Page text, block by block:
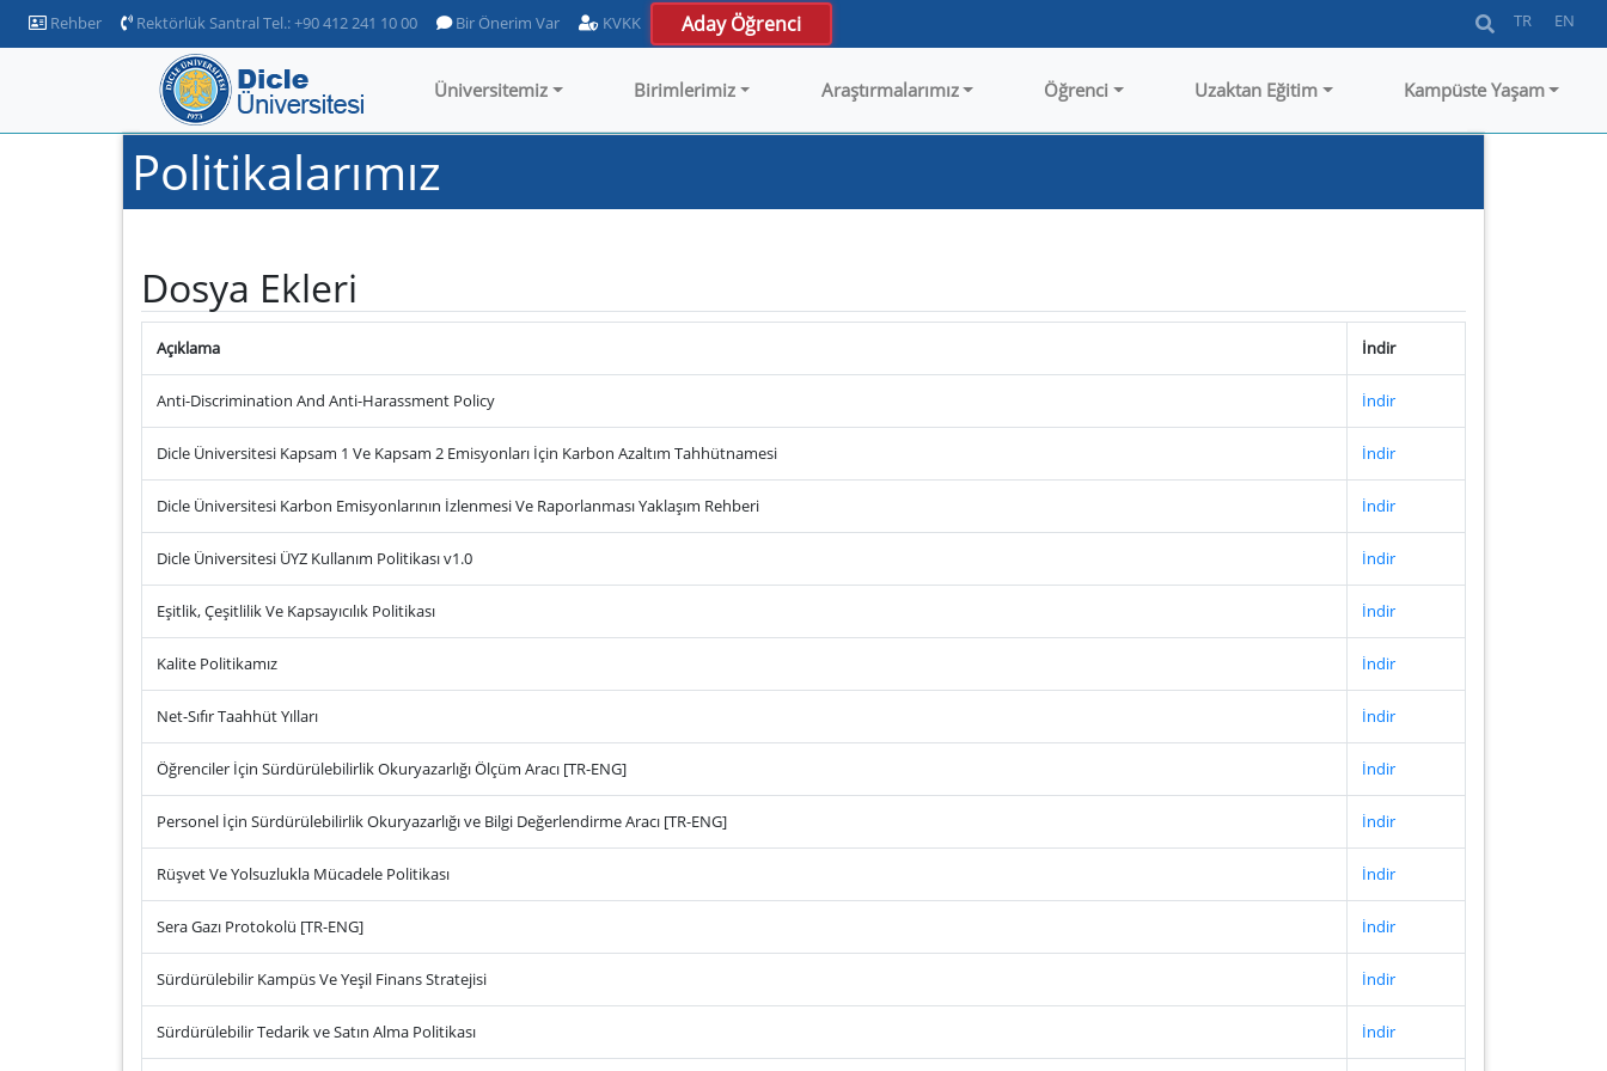
Rehber Rektörlük Santral Tel.: +90 412 241 10 00 Bir Önerim Var KVKK Aday Öğrenci TR EN
Üniversitemiz Birimlerimiz Araştırmalarımız Öğrenci Uzaktan Eğitim Kampüste Yaşam
Politikalarımız
Dosya Ekleri
Açıklama İndir
Anti-Discrimination And Anti-Harassment Policy İndir
Dicle Üniversitesi Kapsam 1 Ve Kapsam 2 Emisyonları İçin Karbon Azaltım Tahhütnamesi İndir
Dicle Üniversitesi Karbon Emisyonlarının İzlenmesi Ve Raporlanması Yaklaşım Rehberi İndir
Dicle Üniversitesi ÜYZ Kullanım Politikası v1.0 İndir
Eşitlik, Çeşitlilik Ve Kapsayıcılık Politikası İndir
Kalite Politikamız İndir
Net-Sıfır Taahhüt Yılları İndir
Öğrenciler İçin Sürdürülebilirlik Okuryazarlığı Ölçüm Aracı [TR-ENG] İndir
Personel İçin Sürdürülebilirlik Okuryazarlığı ve Bilgi Değerlendirme Aracı [TR-ENG] İndir
Rüşvet Ve Yolsuzlukla Mücadele Politikası İndir
Sera Gazı Protokolü [TR-ENG] İndir
Sürdürülebilir Kampüs Ve Yeşil Finans Stratejisi İndir
Sürdürülebilir Tedarik ve Satın Alma Politikası İndir